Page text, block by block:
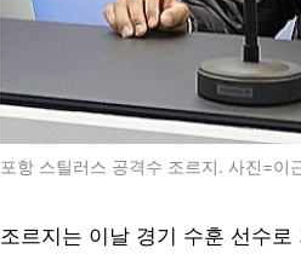
포항 스틸러스 공격수 조르지. 사진=이
조르지는 이날 경기 수훈 선수